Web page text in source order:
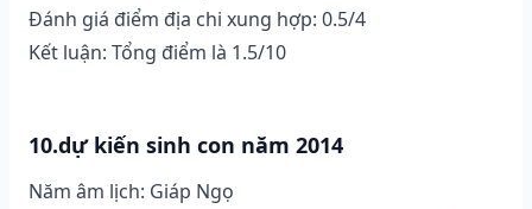
Đánh giá điểm địa chi xung hợp: 0.5/4
Kết luận: Tổng điểm là 1.5/10
10.dự kiến sinh con năm 2014
Năm âm lịch: Giáp Ngọ